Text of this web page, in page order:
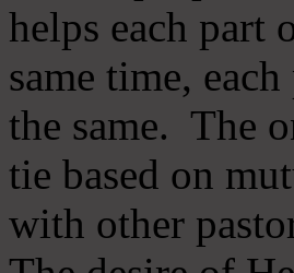
helps each part
same time,
the same. The
tie based on
with other